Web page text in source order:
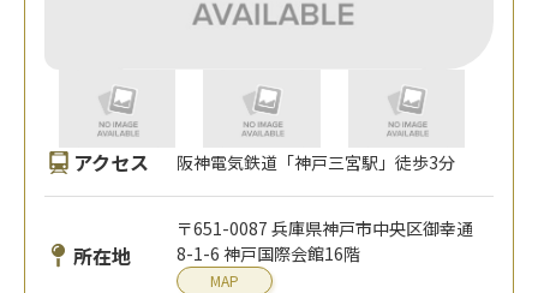
アクセス 阪神電気鉄道「神戸三宮駅」徒歩3分
所在地
〒651-0087 兵庫県神戸市中央区御幸通
8-1-6 神戸国際会館16階
MAP